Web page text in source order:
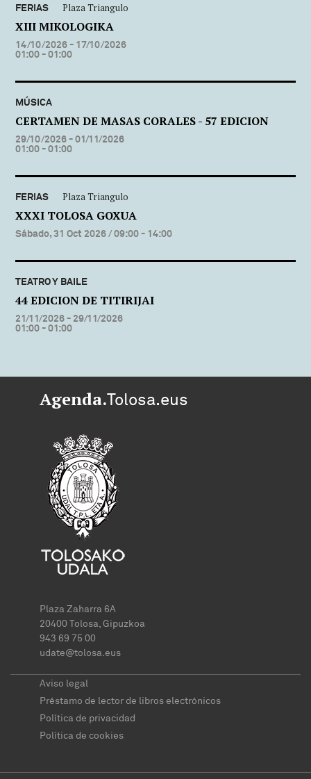
FERIAS Plaza Triangulo
XIII MIKOLOGIKA
14/10/2026 - 17/10/2026
01:00 - 01:00
MÚSICA
CERTAMEN DE MASAS CORALES - 57 EDICION
29/10/2026 - 01/11/2026
01:00 - 01:00
FERIAS Plaza Triangulo
XXXI TOLOSA GOXUA
Sábado, 31 Oct 2026/ 09:00 - 14:00
TEATRO Y BAILE
44 EDICION DE TITIRIJAI
21/11/2026 - 29/11/2026
01:00 - 01:00
Agenda.Tolosa.eus
Plaza Zaharra 6A
20400 Tolosa, Gipuzkoa
943 69 75 00
udate@tolosa.eus
Aviso legal
Préstamo de lector de libros electrónicos
Política de privacidad
Política de cookies